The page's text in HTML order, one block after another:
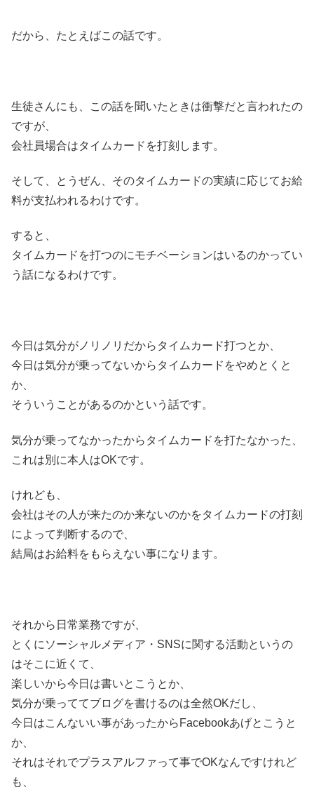
だから、たとえばこの話です。
生徒さんにも、この話を聞いたときは衝撃だと言われたの
ですが、
会社員場合はタイムカードを打刻します。
そして、とうぜん、そのタイムカードの実績に応じてお給
料が支払われるわけです。
すると、
タイムカードを打つのにモチベーションはいるのかってい
う話になるわけです。
今日は気分がノリノリだからタイムカード打つとか、
今日は気分が乗ってないからタイムカードをやめとくと
か、
そういうことがあるのかという話です。
気分が乗ってなかったからタイムカードを打たなかった、
これは別に本人はOKです。
けれども、
会社はその人が来たのか来ないのかをタイムカードの打刻
によって判断するので、
結局はお給料をもらえない事になります。
それから日常業務ですが、
とくにソーシャルメディア・SNSに関する活動というの
はそこに近くて、
楽しいから今日は書いとこうとか、
気分が乗っててブログを書けるのは全然OKだし、
今日はこんないい事があったからFacebookあげとこうと
か、
それはそれでプラスアルファって事でOKなんですけれど
も、